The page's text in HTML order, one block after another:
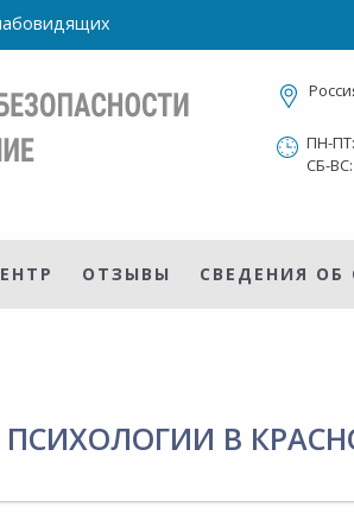
ПН-
СБ-
ОТЗЫВЫ СВЕДЕНИЯ
В